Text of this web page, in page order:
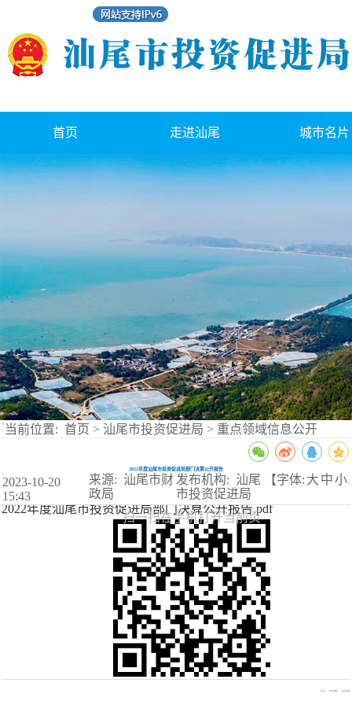
首页 走进汕尾 城市名片
当前位置: 首页 > 汕尾市投资促进局 > 重点领域信息公开
2022年度汕尾市投资促进局部门决算公开报告
2023-10-20
15:43
来源: 汕尾市财
政局
发布机构: 汕尾
市投资促进局
【字体: 大 中小
2022年度汕尾市投资促进局部门决算公开报告.pdf
扫一扫在手机打开当前页